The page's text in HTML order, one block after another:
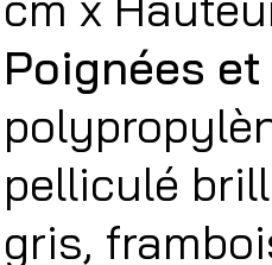
Poignées
pelliculé
gris,